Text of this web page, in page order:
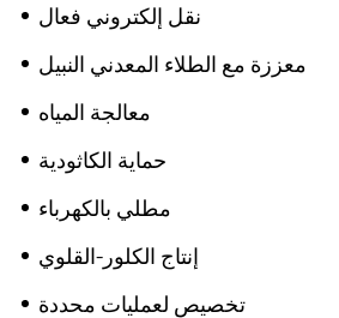
نقل إلكتروني فعال
معززة مع الطلاء المعدني النبيل
معالجة المياه
حماية الكاثودية
مطلي بالكهرباء
إنتاج الكلور-القلوي
تخصيص لعمليات محددة